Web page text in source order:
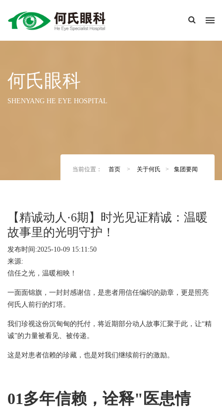
何氏眼科
SHENYANG HE EYE HOSPITAL
当前位置： 首页 > 关于何氏 > 集团要闻
【精诚动人·6期】时光见证精诚：温暖
故事里的光明守护！
发布时间:2025-10-09 15:11:50
来源:
信任之光，温暖相映！
一面面锦旗，一封封感谢信，是患者用信任编织的勋章，更是照亮
何氏人前行的灯塔。
我们珍视这份沉甸甸的托付，将近期部分动人故事汇聚于此，让“精
诚”的力量被看见、被传递。
这是对患者信赖的珍藏，也是对我们继续前行的激励。
01多年信赖，诠释"医患情